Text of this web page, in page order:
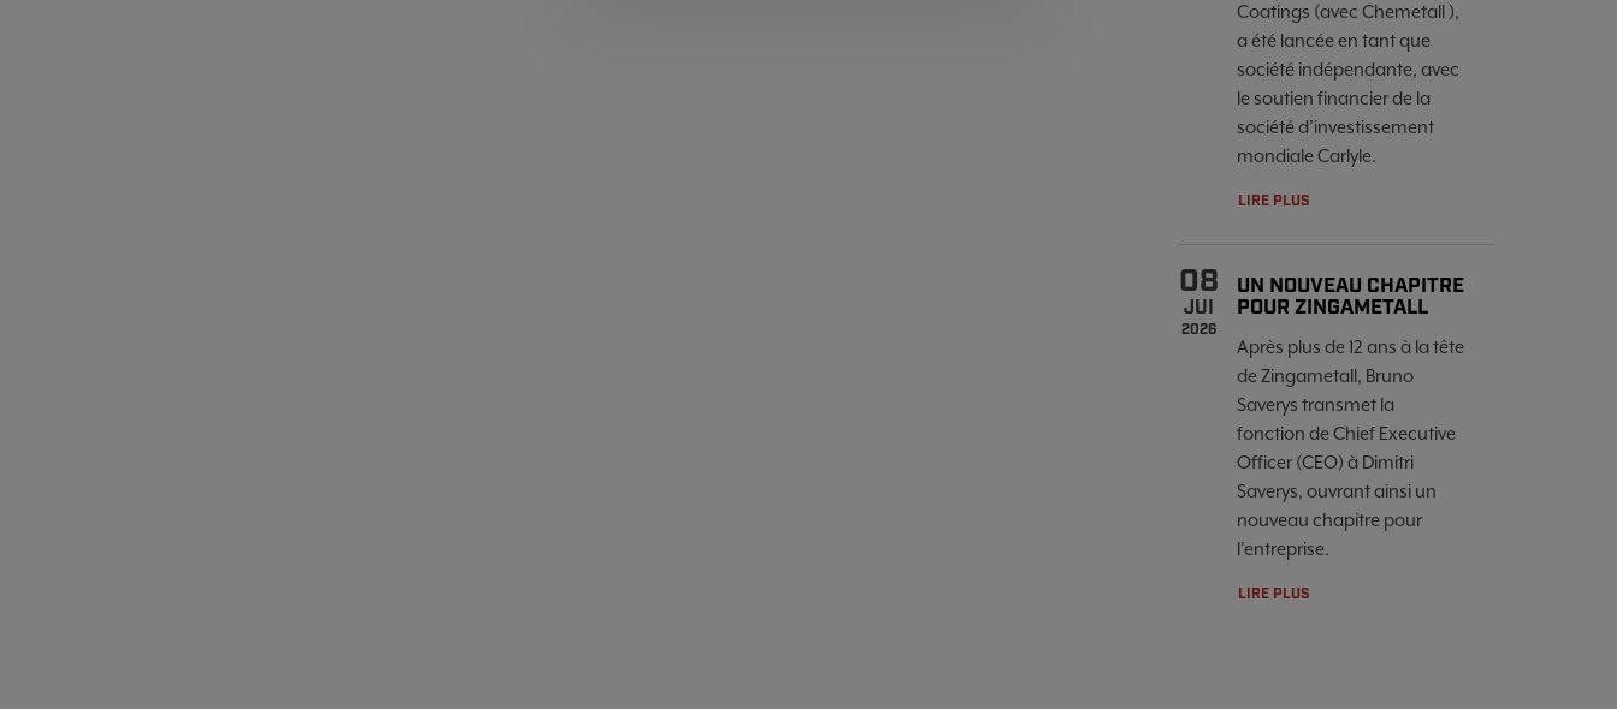
Coatings (avec Chemetall ),
a été lancée en tant que
société indépendante, avec
le soutien financier de la
société d’investissement
mondiale Carlyle.
LIRE PLUS
08
JUI
2026
UN NOUVEAU CHAPITRE
POUR ZINGAMETALL
Après plus de 12 ans à la tête
de Zingametall, Bruno
Saverys transmet la
fonction de Chief Executive
Officer (CEO) à Dimitri
Saverys, ouvrant ainsi un
nouveau chapitre pour
l'entreprise.
LIRE PLUS